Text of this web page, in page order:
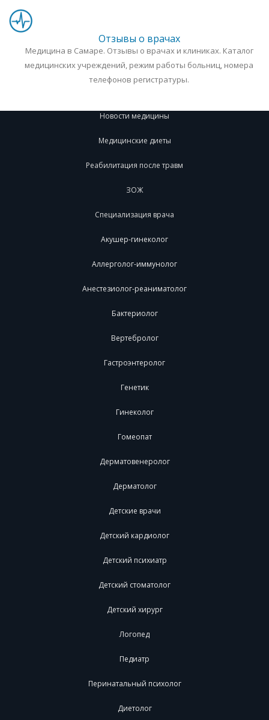
Отзывы о врачах
Медицина в Самаре. Отзывы о врачах и клиниках. Каталог
медицинских учреждений, режим работы больниц, номера
телефонов регистратуры.
Новости медицины
Медицинские диеты
Реабилитация после травм
ЗОЖ
Специализация врача
Акушер-гинеколог
Аллерголог-иммунолог
Анестезиолог-реаниматолог
Бактериолог
Вертебролог
Гастроэнтеролог
Генетик
Гинеколог
Гомеопат
Дерматовенеролог
Дерматолог
Детские врачи
Детский кардиолог
Детский психиатр
Детский стоматолог
Детский хирург
Логопед
Педиатр
Перинатальный психолог
Диетолог